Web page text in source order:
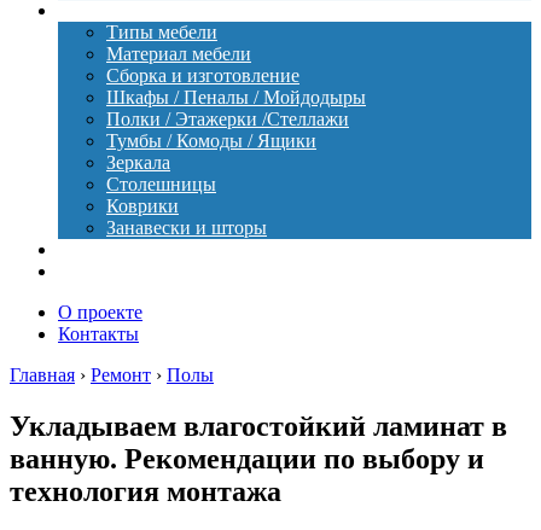
Типы мебели
Материал мебели
Сборка и изготовление
Шкафы / Пеналы / Мойдодыры
Полки / Этажерки /Стеллажи
Тумбы / Комоды / Ящики
Зеркала
Столешницы
Коврики
Занавески и шторы
О проекте
Контакты
Главная › Ремонт › Полы
Укладываем влагостойкий ламинат в
ванную. Рекомендации по выбору и
технология монтажа